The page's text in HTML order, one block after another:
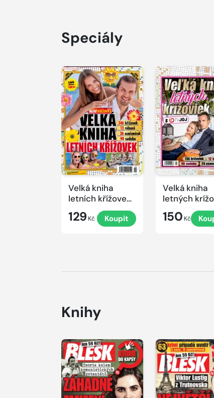
Speciály
Velká kniha
letních křížovek
129 Kč Koupit
Velká kniha
letných
s TV JOJ
150 Kč
Knihy